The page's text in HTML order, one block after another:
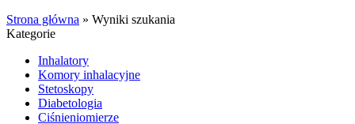
Strona główna » Wyniki szukania
Kategorie
Inhalatory
Komory inhalacyjne
Stetoskopy
Diabetologia
Ciśnieniomierze